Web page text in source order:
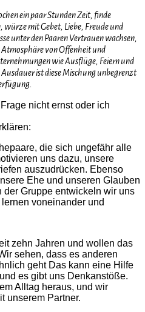
ein paar Stunden Zeit, finde
würze mit Gebet, Liebe, Freude und
unter den Paaren Vertrauen wachsen,
Atmosphäre von Offenheit und
wie Ausflüge, Feiern und
ist diese Mischung unbegrenzt
nicht ernst oder ich
die sich ungefähr alle
uns dazu, unsere
auszudrücken. Ebenso
Ehe und unseren Glauben
der Gruppe entwickeln wir uns
voneinander und
zehn Jahren und wollen das
sehen, dass es anderen
geht Das kann eine Hilfe
es gibt uns Denkanstöße.
Alltag heraus, und wir
unserem Partner.